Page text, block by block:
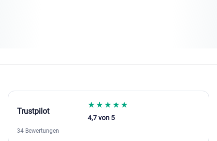
Trustpilot
★★★★★
4,7 von 5
34 Bewertungen